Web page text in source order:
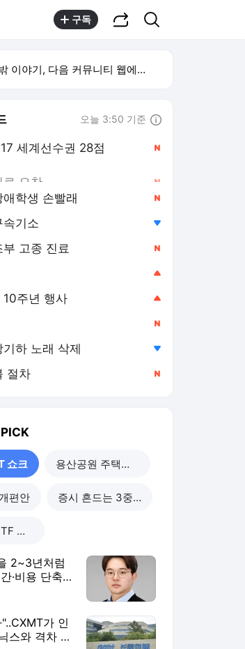
구독
이야기, 다음 커뮤니티 웹에서 보기
오늘 3:50 기준
세계선수권 28점
애학생 손빨래
속기소
고종 진료
10주년 행사
하 노래 삭제
절차
PICK
쇼크 용산공원 주택공급
편안 증시 흔드는 3중 쏠림
레버리지 ETF 해법은
2~3년처럼
·비용 단축
가 인
스와 격차 들